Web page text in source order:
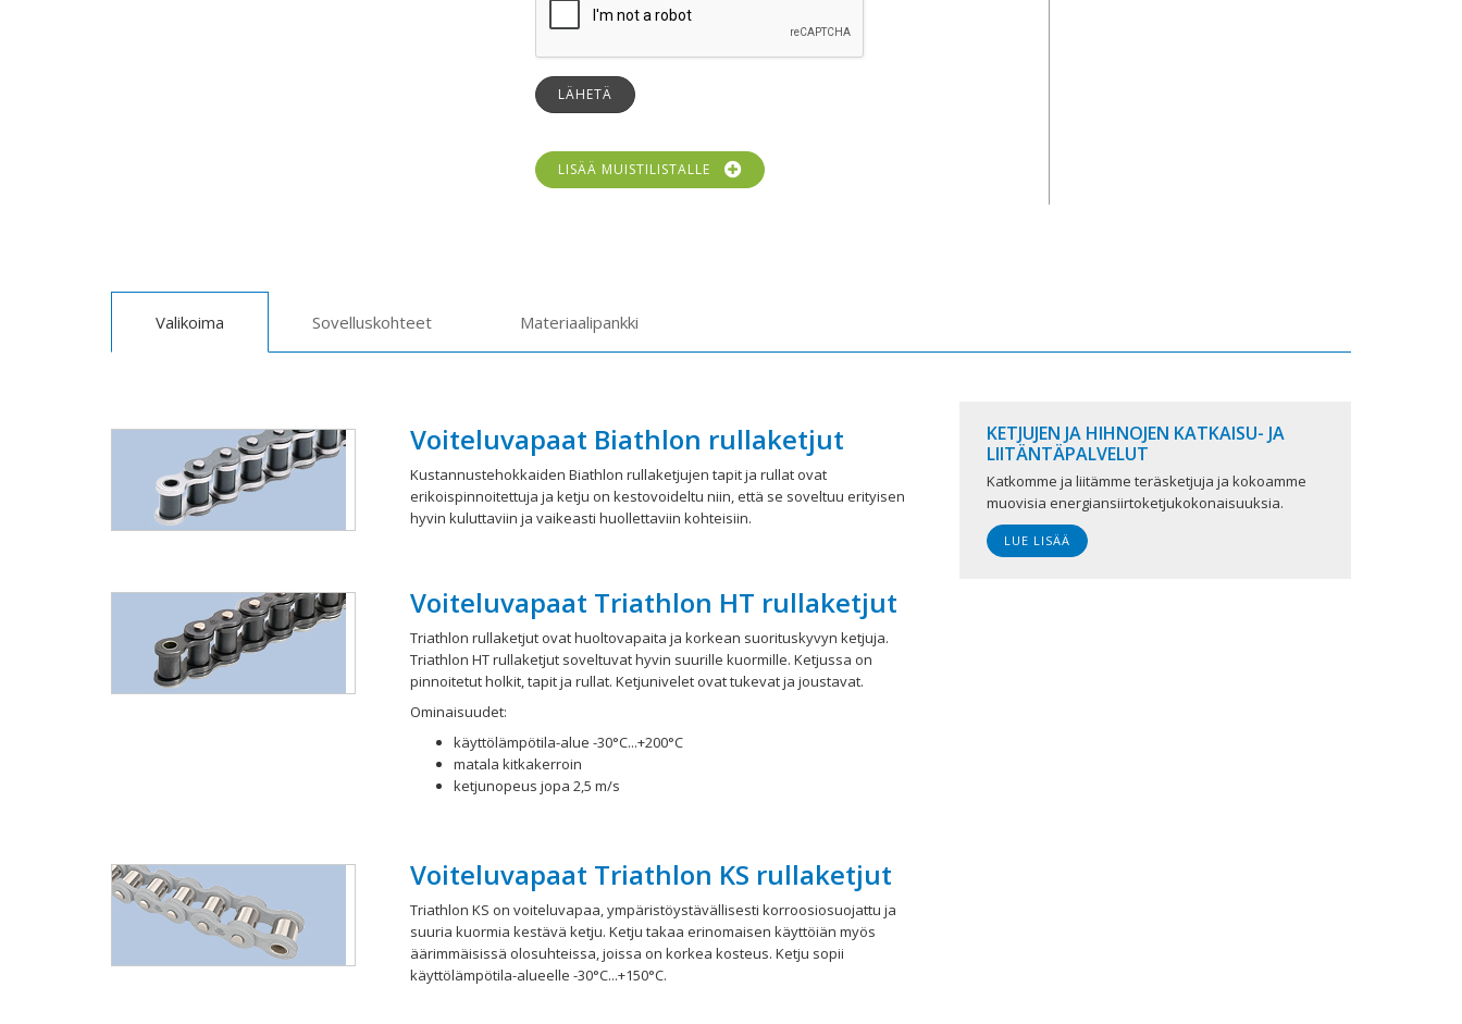
LÄHETÄ
LISÄÄ MUISTILISTALLE
Valikoima Sovelluskohteet Materiaalipankki
Voiteluvapaat Biathlon rullaketjut
Kustannustehokkaiden Biathlon rullaketjujen tapit ja rullat ovat
erikoispinnoitettuja ja ketju on kestovoideltu niin, että se soveltuu erityisen
hyvin kuluttaviin ja vaikeasti huollettaviin kohteisiin.
Voiteluvapaat Triathlon HT rullaketjut
Triathlon rullaketjut ovat huoltovapaita ja korkean suorituskyvyn ketjuja.
Triathlon HT rullaketjut soveltuvat hyvin suurille kuormille. Ketjussa on
pinnoitetut holkit, tapit ja rullat. Ketjunivelet ovat tukevat ja joustavat.
Ominaisuudet:
käyttölämpötila-alue -30°C...+200°C
matala kitkakerroin
ketjunopeus jopa 2,5 m/s
Voiteluvapaat Triathlon KS rullaketjut
Triathlon KS on voiteluvapaa, ympäristöystävällisesti korroosiosuojattu ja
suuria kuormia kestävä ketju. Ketju takaa erinomaisen käyttöiän myös
äärimmäisissä olosuhteissa, joissa on korkea kosteus. Ketju sopii
käyttölämpötila-alueelle -30°C...+150°C.
KETJUJEN JA HIHNOJEN KATKAISU- JA
LIITÄNTÄPALVELUT
Katkomme ja liitämme teräsketjuja ja kokoamme
muovisia energiansiirtoketjukokonaisuuksia.
LUE LISÄÄ